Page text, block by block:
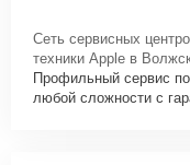
Сеть сервисных
техники Apple в
Профильный сервис
любой сложности с